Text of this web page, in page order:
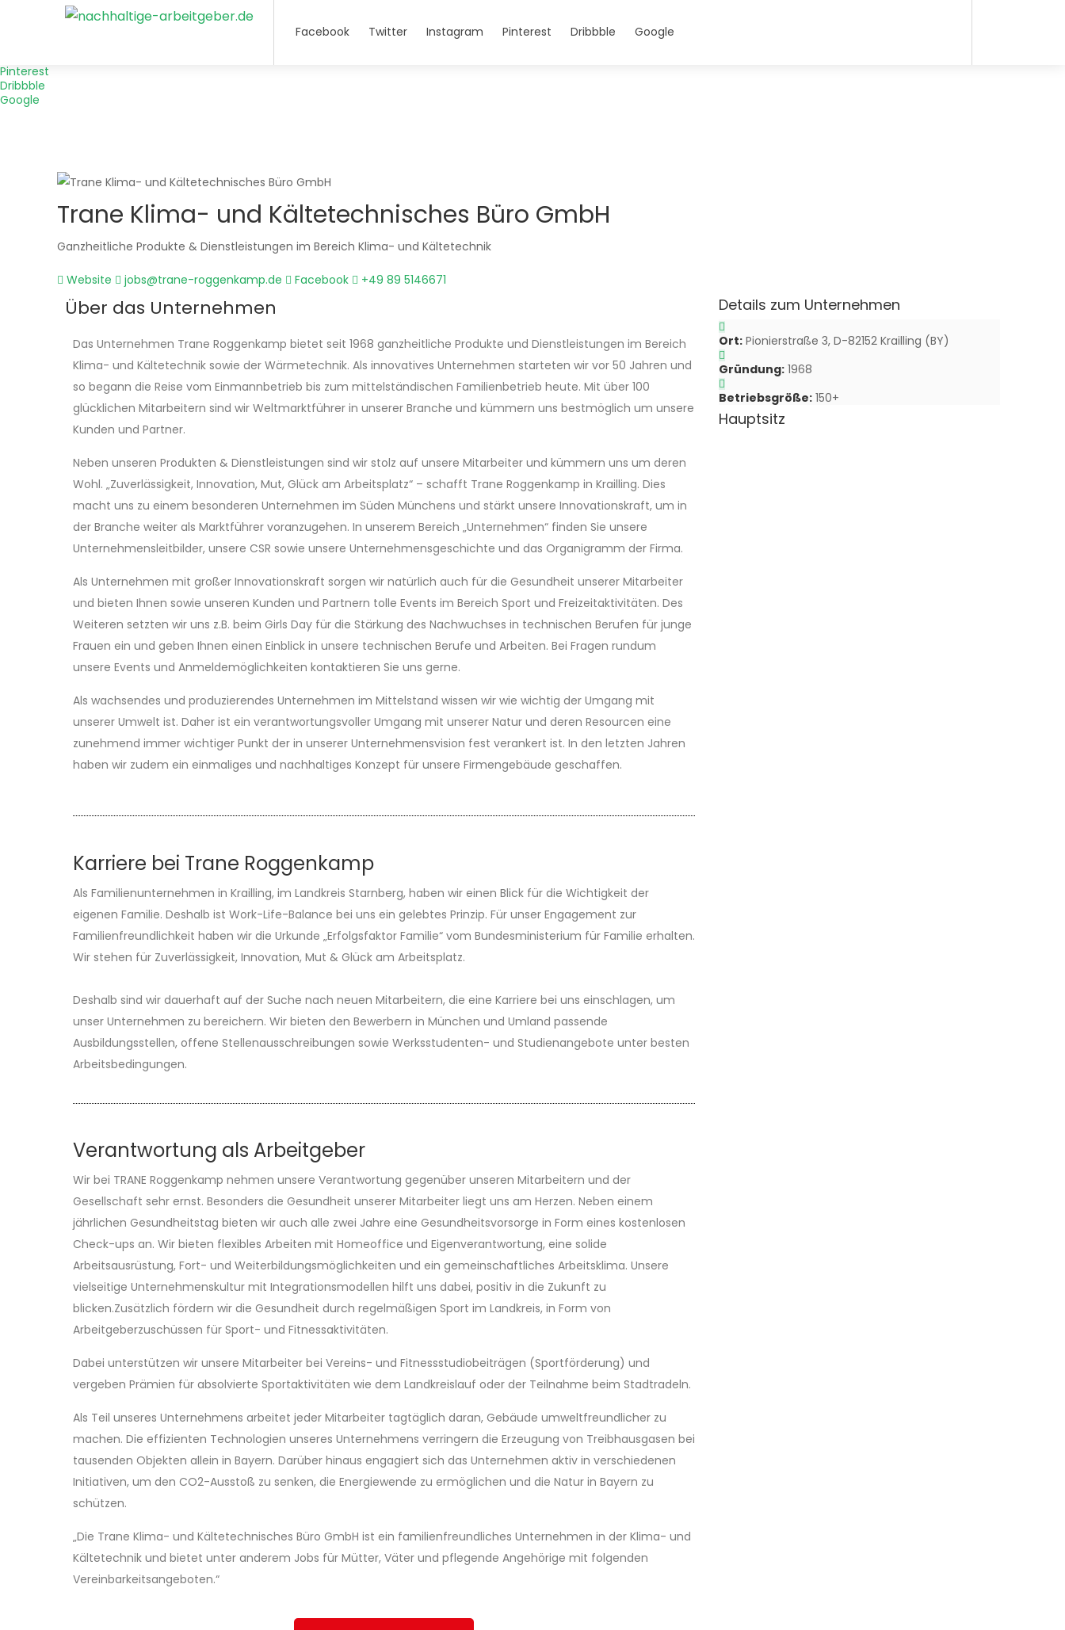
Pinterest
Dribbble
Google
Facebook Twitter Instagram Pinterest Dribbble Google
Trane Klima- und Kältetechnisches Büro GmbH
Ganzheitliche Produkte & Dienstleistungen im Bereich Klima- und Kältetechnik
Website jobs@trane-roggenkamp.de Facebook +49 89 5146671
Über das Unternehmen
Das Unternehmen Trane Roggenkamp bietet seit 1968 ganzheitliche Produkte und Dienstleistungen im Bereich
Klima- und Kältetechnik sowie der Wärmetechnik. Als innovatives Unternehmen starteten wir vor 50 Jahren und
so begann die Reise vom Einmannbetrieb bis zum mittelständischen Familienbetrieb heute. Mit über 100
glücklichen Mitarbeitern sind wir Weltmarktführer in unserer Branche und kümmern uns bestmöglich um unsere
Kunden und Partner.
Neben unseren Produkten & Dienstleistungen sind wir stolz auf unsere Mitarbeiter und kümmern uns um deren
Wohl. „Zuverlässigkeit, Innovation, Mut, Glück am Arbeitsplatz“ – schafft Trane Roggenkamp in Krailling. Dies
macht uns zu einem besonderen Unternehmen im Süden Münchens und stärkt unsere Innovationskraft, um in
der Branche weiter als Marktführer voranzugehen. In unserem Bereich „Unternehmen“ finden Sie unsere
Unternehmensleitbilder, unsere CSR sowie unsere Unternehmensgeschichte und das Organigramm der Firma.
Als Unternehmen mit großer Innovationskraft sorgen wir natürlich auch für die Gesundheit unserer Mitarbeiter
und bieten Ihnen sowie unseren Kunden und Partnern tolle Events im Bereich Sport und Freizeitaktivitäten. Des
Weiteren setzten wir uns z.B. beim Girls Day für die Stärkung des Nachwuchses in technischen Berufen für junge
Frauen ein und geben Ihnen einen Einblick in unsere technischen Berufe und Arbeiten. Bei Fragen rundum
unsere Events und Anmeldemöglichkeiten kontaktieren Sie uns gerne.
Als wachsendes und produzierendes Unternehmen im Mittelstand wissen wir wie wichtig der Umgang mit
unserer Umwelt ist. Daher ist ein verantwortungsvoller Umgang mit unserer Natur und deren Resourcen eine
zunehmend immer wichtiger Punkt der in unserer Unternehmensvision fest verankert ist. In den letzten Jahren
haben wir zudem ein einmaliges und nachhaltiges Konzept für unsere Firmengebäude geschaffen.
Karriere bei Trane Roggenkamp
Als Familienunternehmen in Krailling, im Landkreis Starnberg, haben wir einen Blick für die Wichtigkeit der
eigenen Familie. Deshalb ist Work-Life-Balance bei uns ein gelebtes Prinzip. Für unser Engagement zur
Familienfreundlichkeit haben wir die Urkunde „Erfolgsfaktor Familie“ vom Bundesministerium für Familie erhalten.
Wir stehen für Zuverlässigkeit, Innovation, Mut & Glück am Arbeitsplatz.
Deshalb sind wir dauerhaft auf der Suche nach neuen Mitarbeitern, die eine Karriere bei uns einschlagen, um
unser Unternehmen zu bereichern. Wir bieten den Bewerbern in München und Umland passende
Ausbildungsstellen, offene Stellenausschreibungen sowie Werksstudenten- und Studienangebote unter besten
Arbeitsbedingungen.
Verantwortung als Arbeitgeber
Wir bei TRANE Roggenkamp nehmen unsere Verantwortung gegenüber unseren Mitarbeitern und der
Gesellschaft sehr ernst. Besonders die Gesundheit unserer Mitarbeiter liegt uns am Herzen. Neben einem
jährlichen Gesundheitstag bieten wir auch alle zwei Jahre eine Gesundheitsvorsorge in Form eines kostenlosen
Check-ups an. Wir bieten flexibles Arbeiten mit Homeoffice und Eigenverantwortung, eine solide
Arbeitsausrüstung, Fort- und Weiterbildungsmöglichkeiten und ein gemeinschaftliches Arbeitsklima. Unsere
vielseitige Unternehmenskultur mit Integrationsmodellen hilft uns dabei, positiv in die Zukunft zu
blicken.Zusätzlich fördern wir die Gesundheit durch regelmäßigen Sport im Landkreis, in Form von
Arbeitgeberzuschüssen für Sport- und Fitnessaktivitäten.
Dabei unterstützen wir unsere Mitarbeiter bei Vereins- und Fitnessstudiobeiträgen (Sportförderung) und
vergeben Prämien für absolvierte Sportaktivitäten wie dem Landkreislauf oder der Teilnahme beim Stadtradeln.
Als Teil unseres Unternehmens arbeitet jeder Mitarbeiter tagtäglich daran, Gebäude umweltfreundlicher zu
machen. Die effizienten Technologien unseres Unternehmens verringern die Erzeugung von Treibhausgasen bei
tausenden Objekten allein in Bayern. Darüber hinaus engagiert sich das Unternehmen aktiv in verschiedenen
Initiativen, um den CO2-Ausstoß zu senken, die Energiewende zu ermöglichen und die Natur in Bayern zu
schützen.
„Die Trane Klima- und Kältetechnisches Büro GmbH ist ein familienfreundliches Unternehmen in der Klima- und
Kältetechnik und bietet unter anderem Jobs für Mütter, Väter und pflegende Angehörige mit folgenden
Vereinbarkeitsangeboten.“
Details zum Unternehmen
Ort: Pionierstraße 3, D-82152 Krailling (BY)
Gründung: 1968
Betriebsgröße: 150+
Hauptsitz